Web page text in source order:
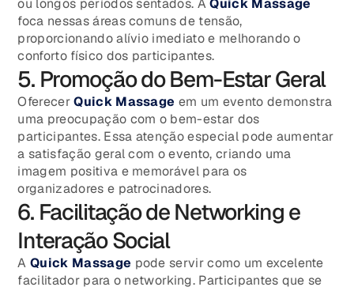
ou longos períodos sentados. AQuick Massage
foca nessas áreas comuns de tensão,
proporcionando alívio imediato e melhorando o
conforto físico dos participantes.
5. Promoção do Bem-Estar Geral
OferecerQuick Massage em um evento demonstra
uma preocupação com o bem-estar dos
participantes. Essa atenção especial pode aumentar
a satisfação geral com o evento, criando uma
imagem positiva e memorável para os
organizadores e patrocinadores.
6. Facilitação de Networking e
Interação Social
AQuick Massage pode servir como um excelente
facilitador para o networking. Participantes que se